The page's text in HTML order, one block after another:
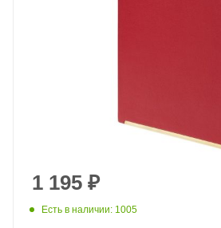
1 195 ₽
Есть в наличии: 1005